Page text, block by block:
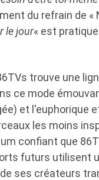
du refrain de «
le jour« est
trouve une
ce mode
et l'euphorique
les moins
confiant que
futurs utilisent
ses créateurs